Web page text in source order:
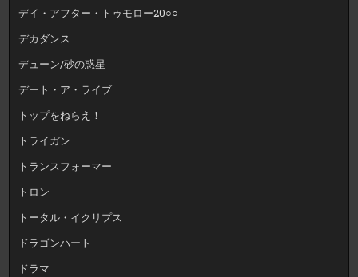
デイ・アフター・トゥモロー20○○
デカダンス
デューン/砂の惑星
デート・ア・ライブ
トップをねらえ！
トライガン
トランスフォーマー
トロン
トータル・イクリプス
ドラゴンハート
ドラマ